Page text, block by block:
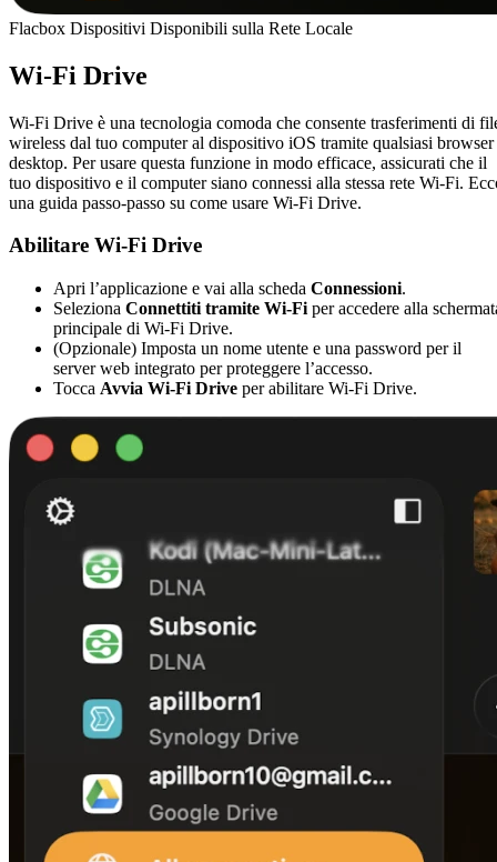
Flacbox Dispositivi Disponibili sulla Rete Locale
Wi-Fi Drive
Wi-Fi Drive è una tecnologia comoda che consente trasferimenti di
wireless dal tuo computer al dispositivo iOS tramite qualsiasi browser
desktop. Per usare questa funzione in modo efficace, assicurati che il
tuo dispositivo e il computer siano connessi alla stessa rete Wi-Fi.
una guida passo-passo su come usare Wi-Fi Drive.
Abilitare Wi-Fi Drive
Apri l’applicazione e vai alla scheda Connessioni.
Seleziona Connettiti tramite Wi-Fi per accedere alla
principale di Wi-Fi Drive.
(Opzionale) Imposta un nome utente e una password per il
server web integrato per proteggere l’accesso.
Tocca Avvia Wi-Fi Drive per abilitare Wi-Fi Drive.